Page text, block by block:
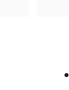
1